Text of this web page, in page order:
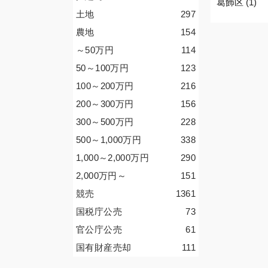
297
土地
154
農地
114
～50万円
123
50～100万円
216
100～200万円
156
200～300万円
228
300～500万円
338
500～1,000万円
290
1,000～2,000万円
151
2,000万円 ～
1361
競売
73
国税庁公売
61
官公庁公売
111
国有財産売却